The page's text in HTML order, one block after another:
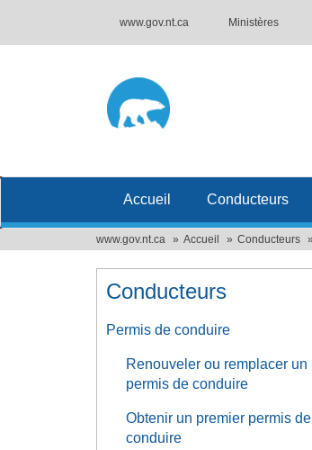
www.gov.nt.ca Ministères
Accueil Conducteurs
www.gov.nt.ca Accueil Conducteurs
Conducteurs
Permis de conduire
Renouveler ou remplacer un
permis de conduire
Obtenir un premier permis de
conduire